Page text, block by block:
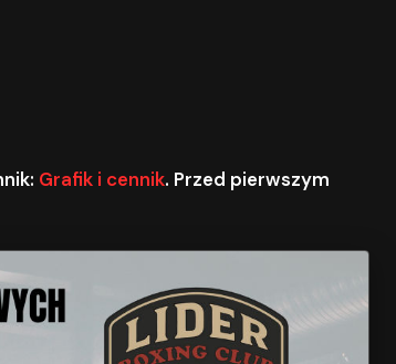
Grafik i cennik. Przed pierwszym